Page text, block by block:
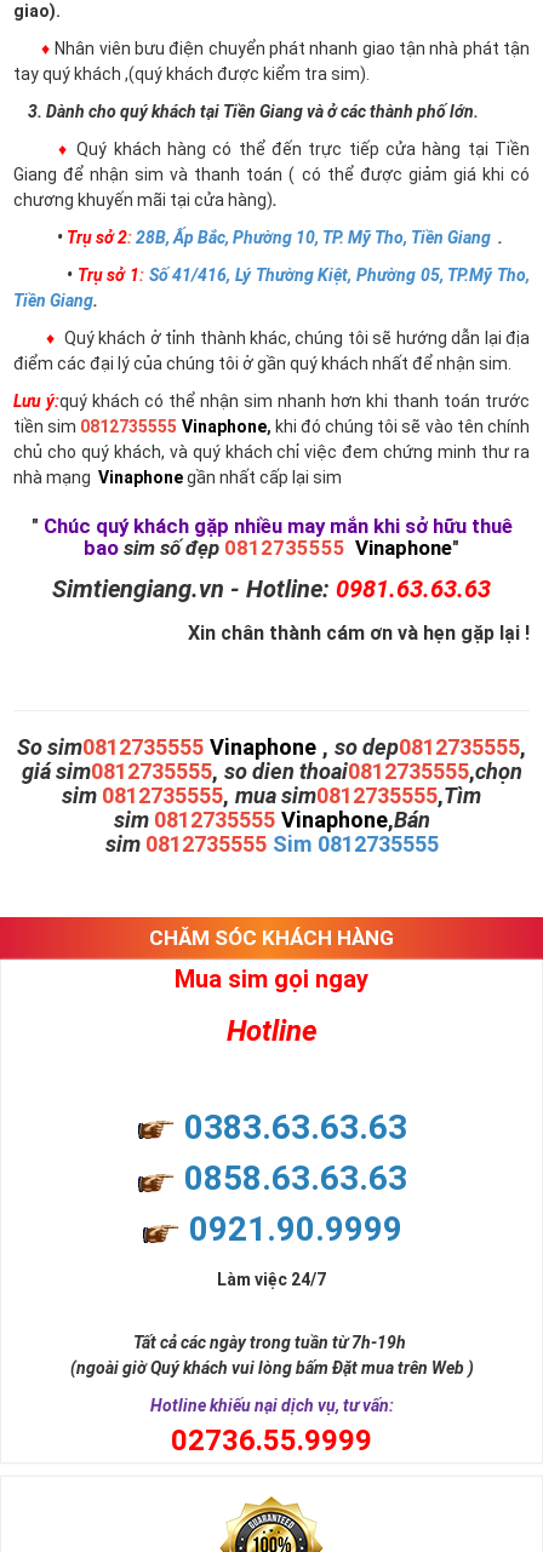
giao).
♦ Nhân viên bưu điện chuyển phát nhanh giao tận nhà phát tận
tay quý khách ,(quý khách được kiểm tra sim).
3. Dành cho quý khách tại Tiền Giang và ở các thành phố lớn.
♦ Quý khách hàng có thể đến trực tiếp cửa hàng tại Tiền
Giang để nhận sim và thanh toán ( có thể được giảm giá khi có
chương khuyến mãi tại cửa hàng).
• Trụ sở 2:28B, Ấp Bắc, Phường 10, TP. Mỹ Tho, Tiền Giang .
• Trụ sở 1: Số 41/416, Lý Thường Kiệt, Phường 05, TP.Mỹ Tho,
Tiền Giang.
♦ Quý khách ở tỉnh thành khác, chúng tôi sẽ hướng dẫn lại địa
điểm các đại lý của chúng tôi ở gần quý khách nhất để nhận sim.
Lưu ý:quý khách có thể nhận sim nhanh hơn khi thanh toán trước
tiền sim 0812735555 Vinaphone, khi đó chúng tôi sẽ vào tên chính
chủ cho quý khách, và quý khách chỉ việc đem chứng minh thư ra
nhà mạng Vinaphonegần nhất cấp lại sim
" Chúc quý khách gặp nhiều may mắn khi sở hữu thuê
bao sim số đẹp 0812735555 Vinaphone"
Simtiengiang.vn - Hotline: 0981.63.63.63
Xin chân thành cám ơn và hẹn gặp lại !
So sim0812735555 Vinaphone , so dep0812735555,
giá sim0812735555, so dien thoai0812735555,chọn
sim 0812735555, mua sim0812735555,Tìm
sim 0812735555 Vinaphone,Bán
sim 0812735555 Sim 0812735555
CHĂM SÓC KHÁCH HÀNG
Mua sim gọi ngay
Hotline
0383.63.63.63
0858.63.63.63
0921.90.9999
Làm việc 24/7
Tất cả các ngày trong tuần từ 7h-19h
(ngoài giờ Quý khách vui lòng bấm Đặt mua trên Web )
Hotline khiếu nại dịch vụ, tư vấn:
02736.55.9999